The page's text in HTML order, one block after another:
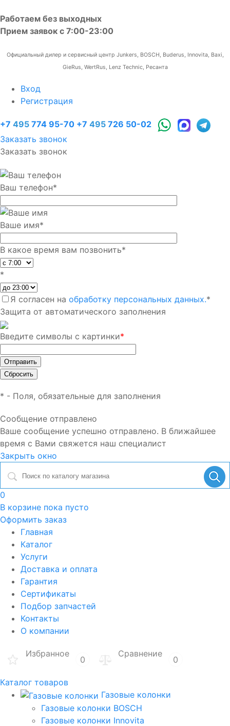
Работаем без выходных
Прием заявок с 7:00-23:00
Официальный дилер и сервисный центр Junkers, BOSCH, Buderus, Innovita, Baxi,
GieRus, WertRus, Lenz Technic, Ресанта
Вход
Регистрация
+7 495 774 95-70 +7 495 726 50-02
Заказать звонок
Заказать звонок
Ваш телефон*
Ваше имя*
В какое время вам позвонить*
*
Я согласен на обработку персональных данных.*
Защита от автоматического заполнения
Введите символы с картинки*
* - Поля, обязательные для заполнения
Сообщение отправлено
Ваше сообщение успешно отправлено. В ближайшее
время с Вами свяжется наш специалист
Закрыть окно
0
В корзине пока пусто
Оформить заказ
Главная
Каталог
Услуги
Доставка и оплата
Гарантия
Сертификаты
Подбор запчастей
Контакты
О компании
Избранное
0
Сравнение
0
Каталог товаров
Газовые колонки
Газовые колонки BOSCH
Газовые колонки Innovita